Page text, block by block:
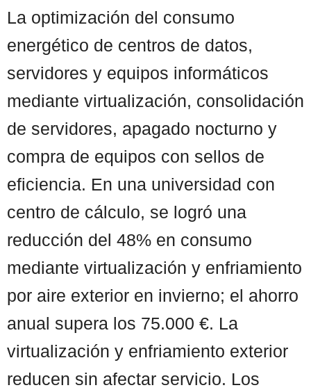
La optimización del consumo
energético de centros de datos,
servidores y equipos informáticos
mediante virtualización, consolidación
de servidores, apagado nocturno y
compra de equipos con sellos de
eficiencia. En una universidad con
centro de cálculo, se logró una
reducción del 48% en consumo
mediante virtualización y enfriamiento
por aire exterior en invierno; el ahorro
anual supera los 75.000 €. La
virtualización y enfriamiento exterior
reducen sin afectar servicio. Los